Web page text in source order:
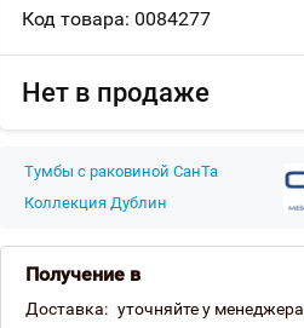
Код товара: 0084277
Нет в продаже
Тумбы с раковиной СанТа
Коллекция Дублин
Получение в
Доставка: уточняйте у менеджера